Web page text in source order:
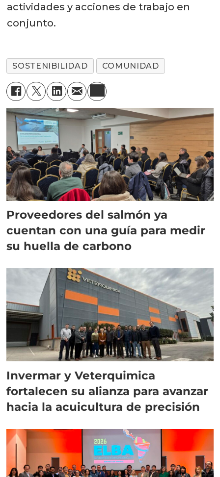
actividades y acciones de trabajo en
conjunto.
SOSTENIBILIDAD COMUNIDAD
Proveedores del salmón ya
cuentan con una guía para medir
su huella de carbono
Invermar y Veterquimica
fortalecen su alianza para avanzar
hacia la acuicultura de precisión